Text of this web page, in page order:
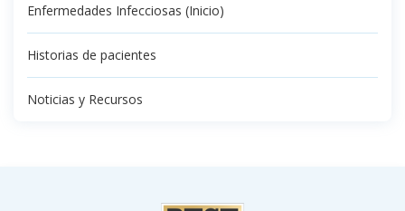
Enfermedades Infecciosas (Inicio)
Historias de pacientes
Noticias y Recursos